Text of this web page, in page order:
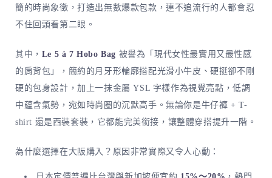
簡的時尚象徵，打造出無數爆款包款，連不追流行的人都會忍
不住回頭看第二眼。
其中， Le 5 à 7 Hobo Bag 被譽為「現代女性最實用又最性感
的肩背包」，簡約的月牙形輪廓搭配光滑小牛皮、硬挺卻不剛
硬的包身設計，加上一抹金屬 YSL 字樣作為視覺亮點，低調
中蘊含氣勢，宛如時尚圈的沉默高手。無論你是牛仔褲 + T-
shirt 還是西裝套裝，它都能完美銜接，讓整體穿搭提升一階。
為什麼選擇在大阪購入？原因非常實際又令人心動：